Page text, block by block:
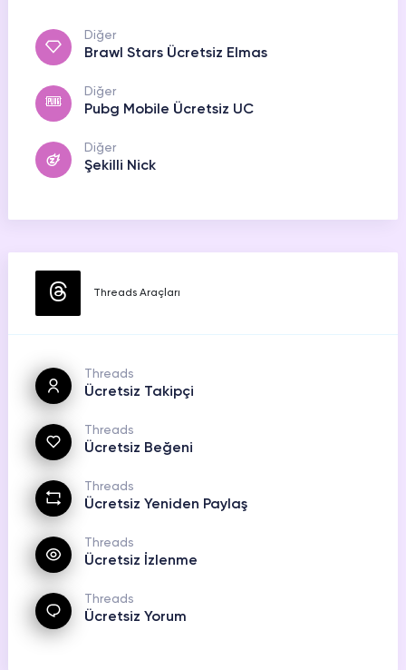
Diğer
Brawl Stars Ücretsiz Elmas
Diğer
Pubg Mobile Ücretsiz UC
Diğer
Şekilli Nick
Threads Araçları
Threads
Ücretsiz Takipçi
Threads
Ücretsiz Beğeni
Threads
Ücretsiz Yeniden Paylaş
Threads
Ücretsiz İzlenme
Threads
Ücretsiz Yorum